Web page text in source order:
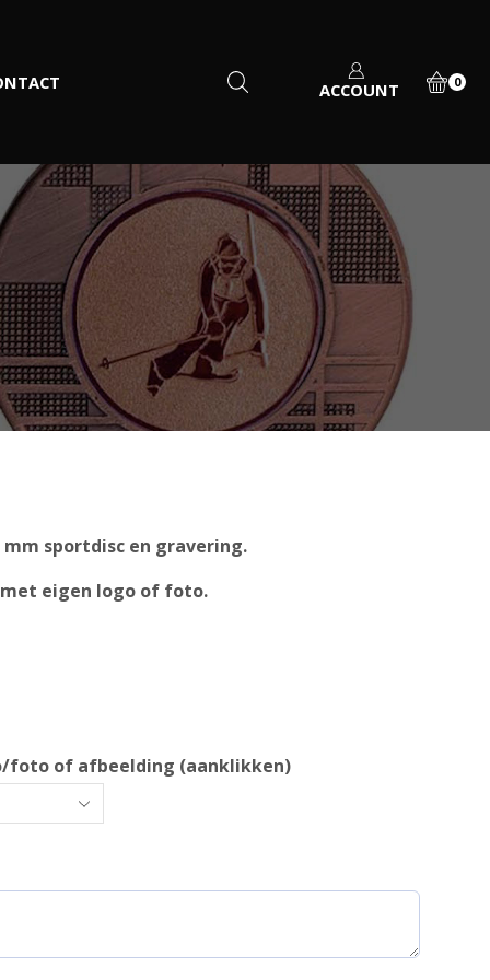
ACCOUNT 0
mm sportdisc en gravering.
eigen logo of foto.
foto of afbeelding (aanklikken)